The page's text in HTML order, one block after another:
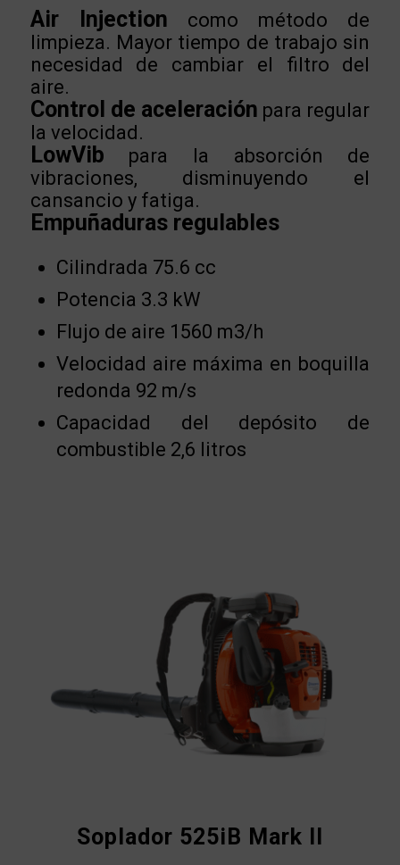
Air Injection como método de
limpieza. Mayor tiempo de trabajo sin
necesidad de cambiar el filtro del
aire.
Control de aceleración para regular
la velocidad.
LowVib para la absorción de
vibraciones, disminuyendo el
cansancio y fatiga.
Empuñaduras regulables
Cilindrada 75.6 cc
Potencia 3.3 kW
Flujo de aire 1560 m3/h
Velocidad aire máxima en boquilla
redonda 92 m/s
Capacidad del depósito de
combustible 2,6 litros
Soplador 525iB Mark II